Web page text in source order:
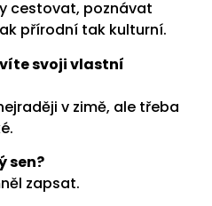
cestovat, poznávat
přírodní tak kulturní.
svoji vlastní
v zimě, ale třeba
sen?
zapsat.